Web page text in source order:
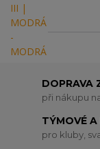
DOPRAVA
při nákupu
TÝMOVÉ A
pro kluby,